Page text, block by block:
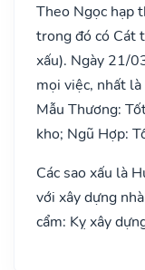
Theo Ngọc hạp
trong đó có Cát
xấu). Ngày 21/
mọi việc, nhất
Mẫu Thương:
kho; Ngũ Hợp:
Các sao xấu là
với xây dựng
cẩm: Kỵ xây